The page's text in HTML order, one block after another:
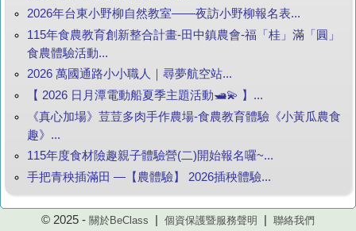
2026年台東小野柳自然教室——夜訪小野柳報名表...
115年食農教育創新整合計畫-田中鎮農會-福「桂」滿「圓」
食農體驗活動...
2026 萬國通路小小職人｜尋夢航空站...
【 2026 日月潭電動船夏季主題活動🛥️💫 】...
《真心加場》荳荳多肉手作農場-食農教育體驗《小黃瓜農食
趣》...
115年度食材險趣親子體驗營(二)開始報名囉~...
手把青秧插滿田 —【農體驗】 2026插秧體驗...
© 2025 - 關於BeClass 個資保護暨服務聲明 聯絡我們